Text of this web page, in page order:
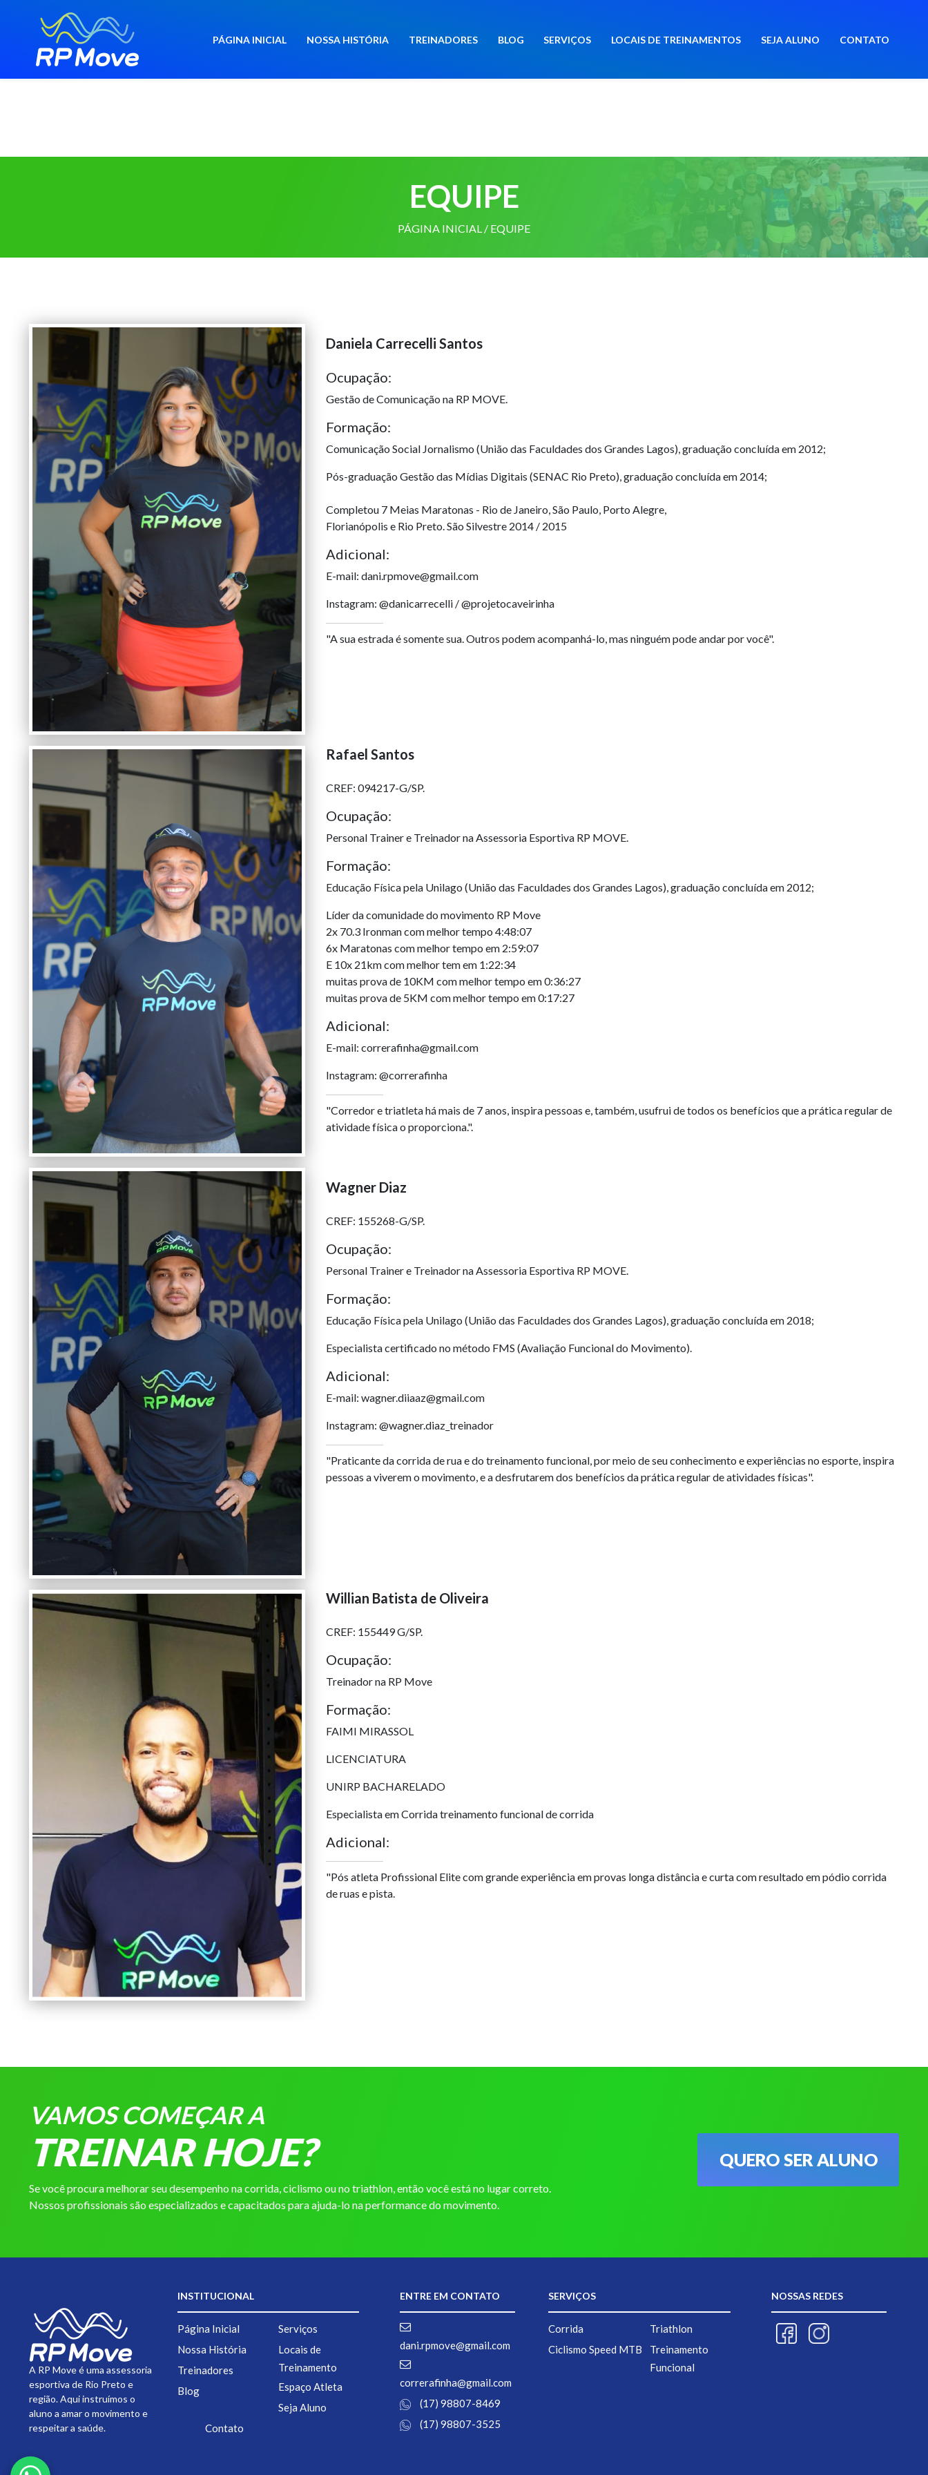
PÁGINA INICIAL NOSSA HISTÓRIA TREINADORES BLOG SERVIÇOS LOCAIS DE TREINAMENTOS SEJA ALUNO CONTATO
EQUIPE
PÁGINA INICIAL / EQUIPE
Daniela Carrecelli Santos
Ocupação:
Gestão de Comunicação na RP MOVE.
Formação:
Comunicação Social Jornalismo (União das Faculdades dos Grandes Lagos), graduação concluída em 2012;
Pós-graduação Gestão das Mídias Digitais (SENAC Rio Preto), graduação concluída em 2014;
Completou 7 Meias Maratonas - Rio de Janeiro, São Paulo, Porto Alegre,
Florianópolis e Rio Preto. São Silvestre 2014 / 2015
Adicional:
E-mail: dani.rpmove@gmail.com
Instagram: @danicarrecelli / @projetocaveirinha
"A sua estrada é somente sua. Outros podem acompanhá-lo, mas ninguém pode andar por você".
Rafael Santos
CREF: 094217-G/SP.
Ocupação:
Personal Trainer e Treinador na Assessoria Esportiva RP MOVE.
Formação:
Educação Física pela Unilago (União das Faculdades dos Grandes Lagos), graduação concluída em 2012;
Líder da comunidade do movimento RP Move
2x 70.3 Ironman com melhor tempo 4:48:07
6x Maratonas com melhor tempo em 2:59:07
E 10x 21km com melhor tem em 1:22:34
muitas prova de 10KM com melhor tempo em 0:36:27
muitas prova de 5KM com melhor tempo em 0:17:27
Adicional:
E-mail: correrafinha@gmail.com
Instagram: @correrafinha
"Corredor e triatleta há mais de 7 anos, inspira pessoas e, também, usufrui de todos os benefícios que a prática regular de
atividade física o proporciona.".
Wagner Diaz
CREF: 155268-G/SP.
Ocupação:
Personal Trainer e Treinador na Assessoria Esportiva RP MOVE.
Formação:
Educação Física pela Unilago (União das Faculdades dos Grandes Lagos), graduação concluída em 2018;
Especialista certificado no método FMS (Avaliação Funcional do Movimento).
Adicional:
E-mail: wagner.diiaaz@gmail.com
Instagram: @wagner.diaz_treinador
"Praticante da corrida de rua e do treinamento funcional, por meio de seu conhecimento e experiências no esporte, inspira
pessoas a viverem o movimento, e a desfrutarem dos benefícios da prática regular de atividades físicas".
Willian Batista de Oliveira
CREF: 155449 G/SP.
Ocupação:
Treinador na RP Move
Formação:
FAIMI MIRASSOL
LICENCIATURA
UNIRP BACHARELADO
Especialista em Corrida treinamento funcional de corrida
Adicional:
"Pós atleta Profissional Elite com grande experiência em provas longa distância e curta com resultado em pódio corrida
de ruas e pista.
VAMOS COMEÇAR A
TREINAR HOJE?
Se você procura melhorar seu desempenho na corrida, ciclismo ou no triathlon, então você está no lugar correto.
Nossos profissionais são especializados e capacitados para ajuda-lo na performance do movimento.
QUERO SER ALUNO
A RP Move é uma assessoria
esportiva de Rio Preto e
região. Aqui instruímos o
aluno a amar o movimento e
respeitar a saúde.
INSTITUCIONAL
Página Inicial
Nossa História
Treinadores
Blog
Serviços
Locais de
Treinamento
Espaço Atleta
Seja Aluno
Contato
ENTRE EM CONTATO
dani.rpmove@gmail.com
correrafinha@gmail.com
(17) 98807-8469
(17) 98807-3525
SERVIÇOS
Corrida
Ciclismo Speed MTB
Triathlon
Treinamento
Funcional
NOSSAS REDES